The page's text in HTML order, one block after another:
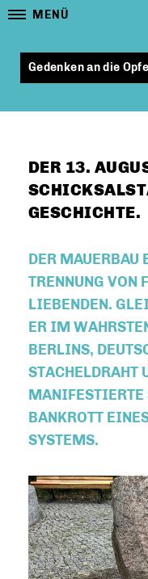
MENÜ
Gedenken an die
DER 13.
GESCHICHTE.
DER MAUERBAU
TRENNUNG VON
LIEBENDEN.
ER IM
BERLINS,
STACHELDRAHT
ANIFESTIERTE
ANKROTT EINES
YSTEMS.